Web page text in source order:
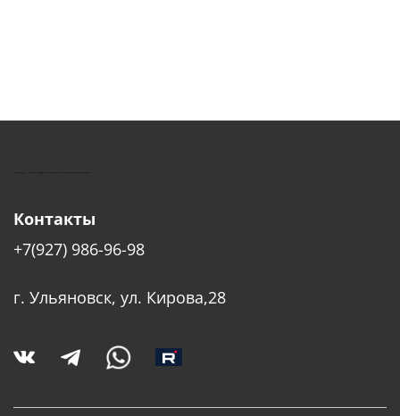
КУШТУТ - ОБОРУДОВАНИЕ ДЛЯ САЛОНОВ КРАСОТЫ
Контакты
+7(927) 986-96-98
г. Ульяновск, ул. Кирова,28